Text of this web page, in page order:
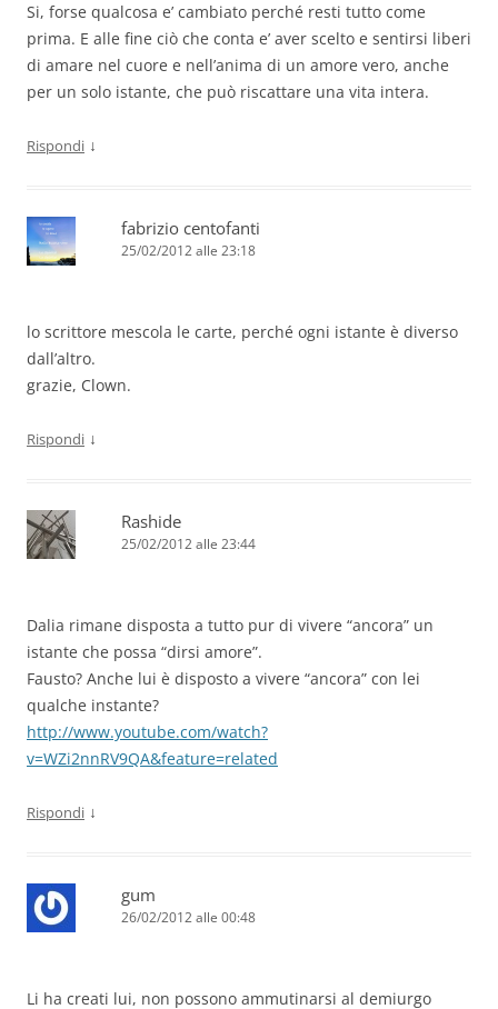
Si, forse qualcosa e’ cambiato perché resti tutto come
prima. E alle fine ciò che conta e’ aver scelto e sentirsi liberi
di amare nel cuore e nell’anima di un amore vero, anche
per un solo istante, che può riscattare una vita intera.
Rispondi ↓
fabrizio centofanti
25/02/2012 alle 23:18
lo scrittore mescola le carte, perché ogni istante è diverso
dall’altro.
grazie, Clown.
Rispondi ↓
Rashide
25/02/2012 alle 23:44
Dalia rimane disposta a tutto pur di vivere “ancora” un
istante che possa “dirsi amore”.
Fausto? Anche lui è disposto a vivere “ancora” con lei
qualche instante?
http://www.youtube.com/watch?
v=WZi2nnRV9QA&feature=related
Rispondi ↓
gum
26/02/2012 alle 00:48
Li ha creati lui, non possono ammutinarsi al demiurgo